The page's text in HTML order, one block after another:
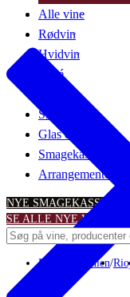
Alle vine
Rødvin
Hvidvin
Rosé
Søde vine
Glas & tilbehør
Smagekasser
Arrangementer
NYE SMAGEKASSER –
SE ALLE NYE
Rødvin Spanien/